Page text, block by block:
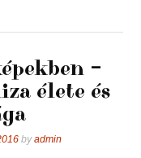
–
élete és
byadmin